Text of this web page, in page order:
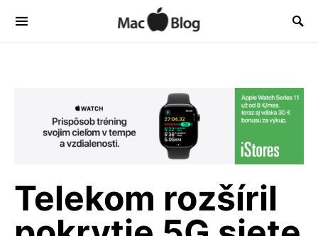
Telekom rozšíril